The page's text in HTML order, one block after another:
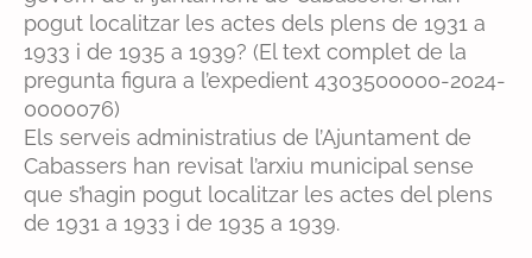
pogut localitzar les actes dels plens de 1931 a
1933 i de 1935 a 1939? (El text complet de la
pregunta figura a l’expedient 4303500000-2024-
0000076)
Els serveis administratius de l’Ajuntament de
Cabassers han revisat l’arxiu municipal sense
que s’hagin pogut localitzar les actes del plens
de 1931 a 1933 i de 1935 a 1939.